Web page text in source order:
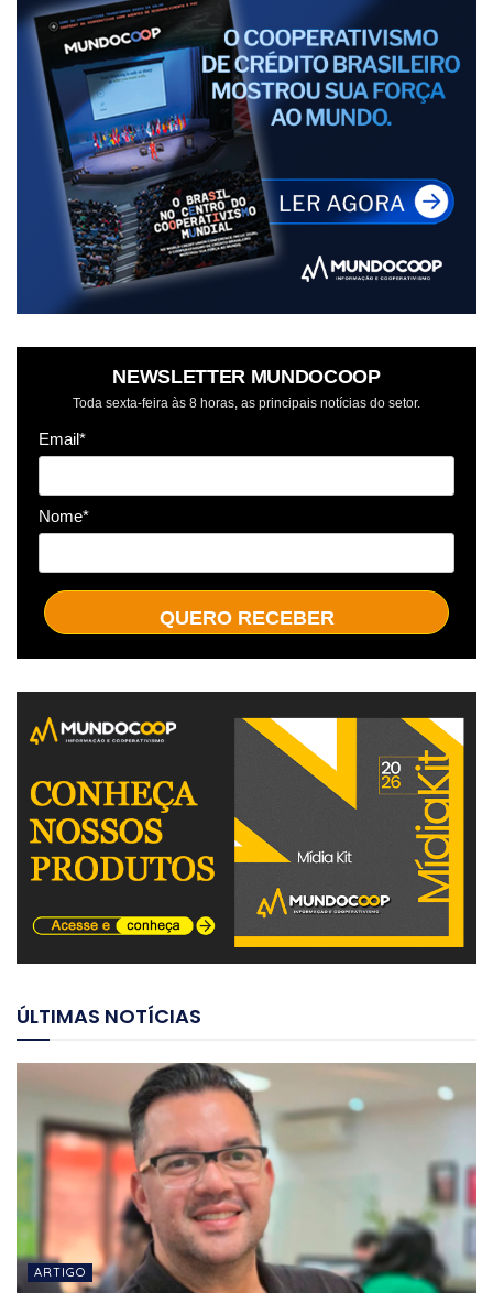
NEWSLETTER MUNDOCOOP
Toda sexta-feira às 8 horas, as principais notícias do setor.
Email*
Nome*
QUERO RECEBER
ÚLTIMAS NOTÍCIAS
ARTIGO